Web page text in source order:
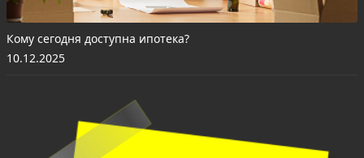
Кому сегодня доступна ипотека?
10.12.2025